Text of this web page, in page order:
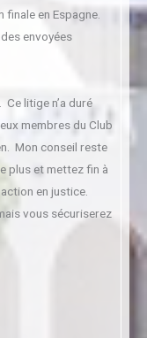
en Espagne.
envoyées
Ce litige n’a duré
membres du Club
Mon conseil reste
plus et mettez fin à
en justice.
vous sécuriserez